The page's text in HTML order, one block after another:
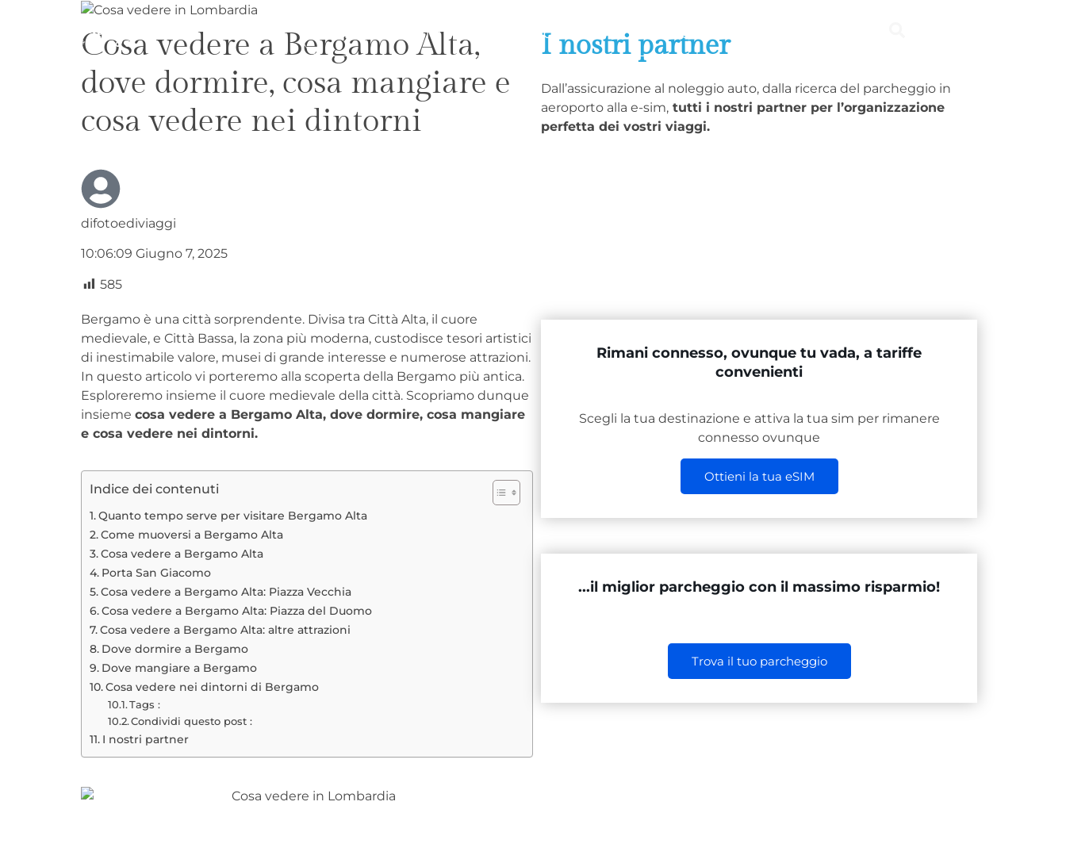
HOME TUTTI I VIAGGI CONSIGLI CHI SIAMO
Cosa vedere a Bergamo Alta,
dove dormire, cosa mangiare e
cosa vedere nei dintorni
difotoediviaggi
10:06:09 Giugno 7, 2025
585
Bergamo è una città sorprendente. Divisa tra Città Alta, il cuore
medievale, e Città Bassa, la zona più moderna, custodisce tesori artistici
di inestimabile valore, musei di grande interesse e numerose attrazioni.
In questo articolo vi porteremo alla scoperta della Bergamo più antica.
Esploreremo insieme il cuore medievale della città. Scopriamo dunque
insieme cosa vedere a Bergamo Alta, dove dormire, cosa mangiare
e cosa vedere nei dintorni.
Indice dei contenuti
Quanto tempo serve per visitare Bergamo Alta
Come muoversi a Bergamo Alta
Cosa vedere a Bergamo Alta
Porta San Giacomo
Cosa vedere a Bergamo Alta: Piazza Vecchia
Cosa vedere a Bergamo Alta: Piazza del Duomo
Cosa vedere a Bergamo Alta: altre attrazioni
Dove dormire a Bergamo
Dove mangiare a Bergamo
Cosa vedere nei dintorni di Bergamo
Tags :
Condividi questo post :
I nostri partner
I nostri partner
Dall’assicurazione al noleggio auto, dalla ricerca del parcheggio in
aeroporto alla e-sim, tutti i nostri partner per l’organizzazione
perfetta dei vostri viaggi.
Rimani connesso, ovunque tu vada, a tariffe
convenienti
Scegli la tua destinazione e attiva la tua sim per rimanere
connesso ovunque
Ottieni la tua eSIM
...il miglior parcheggio con il massimo risparmio!
Trova il tuo parcheggio